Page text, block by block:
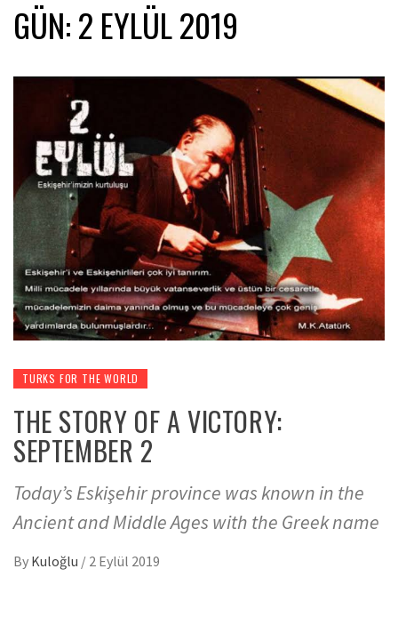
GÜN:2 EYLÜL 2019
TURKS FOR THE WORLD
THE STORY OF A VICTORY:
SEPTEMBER 2
Today’s Eskişehir province was known in the
Ancient and Middle Ages with the Greek name
By Kuloğlu / 2 Eylül 2019